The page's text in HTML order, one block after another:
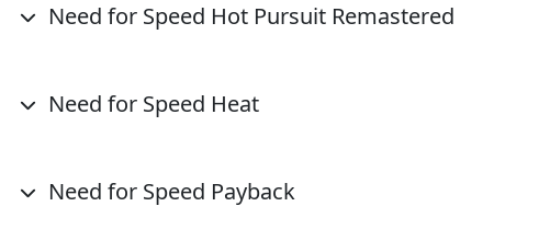
Need for Speed Hot Pursuit Remastered
Need for Speed Heat
Need for Speed Payback